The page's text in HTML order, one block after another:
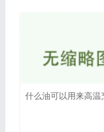
什么油可以用来高温